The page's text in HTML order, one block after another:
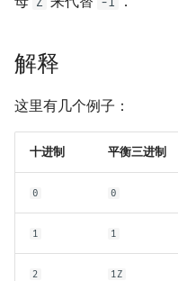
F.A.Q.
镜像站列表
致谢
出题
WSL (Windows 10)
Special Judge
Testlib
Polygon
OJ 工具
Python 速成
Java 速成
Java 进阶
排序
前缀和 & 差分
二分
倍增
构造
迭代加深搜索
IDA*
回溯法
Dancing Links
Alpha–Beta 剪枝
树形 DP
状压 DP
数位 DP
插头 DP
计数 DP
前缀函数与 KMP 算法
Boyer–Moore 算法
Z 函数（扩展 KMP）
AC 自动机
后缀数组 (SA)
练习题
分解质因数
裴蜀定理 & 一次不定方程
费马小定理 & 欧拉定理
模逆元
线性同余方程
多项式牛顿迭代
多项式多点求值|快速插值
多项式初等函数
常系数齐次线性递推
多项式平移|连续点值平移
斯特林数
贝尔数
伯努利数
Entringer Number
Eulerian Number
线性空间
线性基
线性映射
特征多项式
对角化
堆
块状数据结构
单调栈
单调队列
ST 表
有向无环图
拓扑排序
最短路问题
生成树问题
斯坦纳树
凸包
扫描线
旋转卡壳
半平面交
平面最近点对
悬线法
有限状态自动机
计算理论基础
字节顺序
约瑟夫问题
解释
这里有几个例子：
十进制 平衡三进制
0 0
1 1
2 1Z